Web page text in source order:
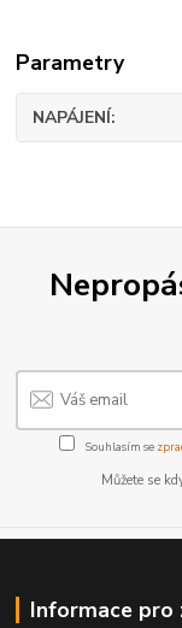
Parametry
NAPÁJENÍ
Souhlasím se
Můžete se
Informace pro